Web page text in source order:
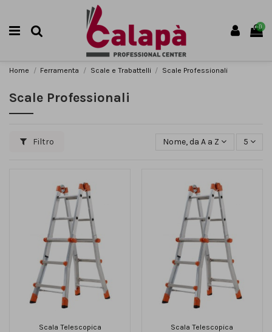
0
Home Ferramenta Scale e Trabattelli Scale Professionali
Scale Professionali
Filtro Nome, da A a Z 5
Scala Telescopica
Scala Telescopica